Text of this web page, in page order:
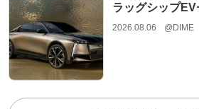
ラッグシップ
2026.08.06 @DIME